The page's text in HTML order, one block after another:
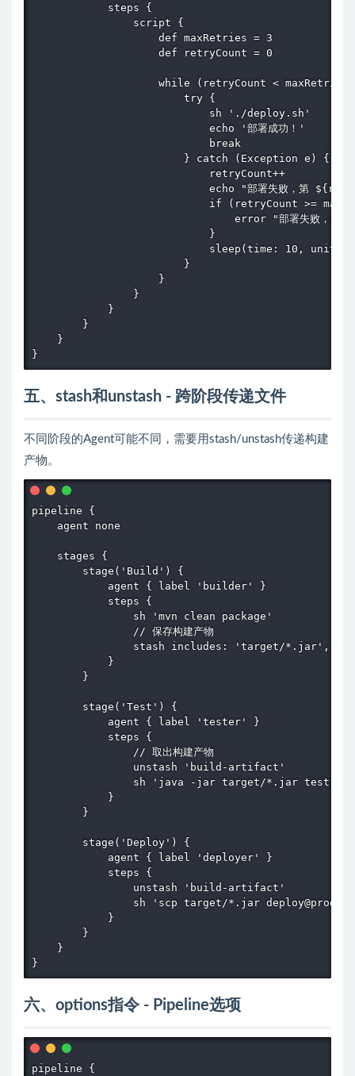
            steps {
                script {
                    def maxRetries = 3
                    def retryCount = 0
while (retryCount <
                        try {
                            sh './deploy.sh'
                            echo '部署成功！'
                            break
                        } catch (Exception e) {
                            retryCount++
echo "部署失败，第
if (retryCount >=
error "部署失败，已达
                            }
sleep(time: 10, unit:
                        }
                    }
                }
            }
        }
    }
}
五、stash和unstash - 跨阶段传递文件
不同阶段的Agent可能不同，需要用stash/unstash传递构建
产物。
pipeline {
    agent none
    stages {
        stage('Build') {
            agent { label 'builder' }
            steps {
                sh 'mvn clean package'
                // 保存构建产物
stash includes: 'target/*.jar',
            }
        }
        stage('Test') {
            agent { label 'tester' }
            steps {
                // 取出构建产物
                unstash 'build-artifact'
                sh 'java -jar target/*.jar test'
            }
        }
        stage('Deploy') {
            agent { label 'deployer' }
            steps {
                unstash 'build-artifact'
sh 'scp target/*.jar deploy@prod-
            }
        }
    }
}
六、options指令 - Pipeline选项
pipeline {